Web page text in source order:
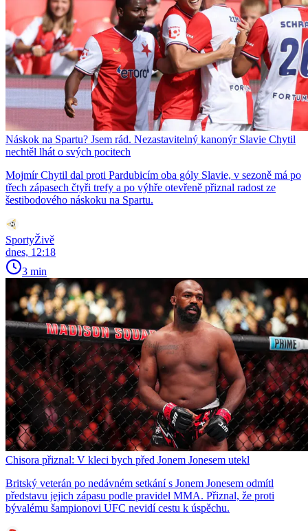
Náskok na Spartu? Jsem rád. Nezastavitelný kanonýr Slavie Chytil
nechtěl lhát o svých pocitech
Mojmír Chytil dal proti Pardubicím oba góly Slavie, v sezoně má po
třech zápasech čtyři trefy a po výhře otevřeně přiznal radost ze
šestibodového náskoku na Spartu.
SportyŽivě
dnes, 12:18
3 min
Chisora přiznal: V kleci bych před Jonem Jonesem utekl
Britský veterán po nedávném setkání s Jonem Jonesem odmítl
představu jejich zápasu podle pravidel MMA. Přiznal, že proti
bývalému šampionovi UFC nevidí cestu k úspěchu.